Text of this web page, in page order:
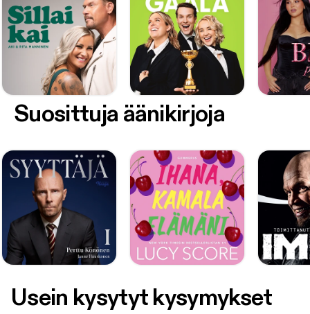
Suosittuja äänikirjoja
Usein kysytyt kysymykset